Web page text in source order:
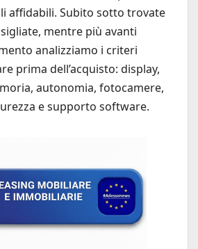
affidabili. Subito sotto trovate
mentre più avanti
analizziamo i criteri
prima dell’acquisto: display,
autonomia, fotocamere,
e supporto software.